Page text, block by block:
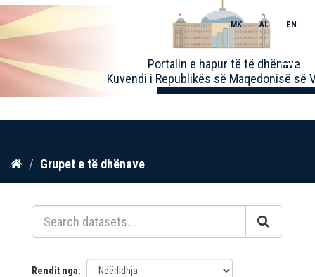
Kalo
përmbajtja
Portalin e hapur të të dhënave
Kuvendi i Republikës së Maqedonisë së
MK AL EN
Toggle
Grupet e të dhënave
Rendit nga